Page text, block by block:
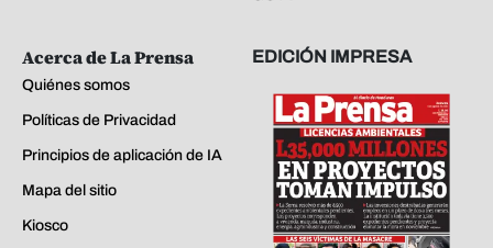
Acerca de La Prensa
Quiénes somos
Políticas de Privacidad
Principios de aplicación de IA
Mapa del sitio
Kiosco
EDICIÓN IMPRESA